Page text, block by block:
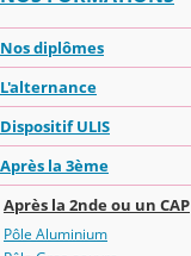
Nos diplômes
L'alternance
Dispositif ULIS
Après la 3ème
Après la 2nde ou un CAP
Pôle Aluminium